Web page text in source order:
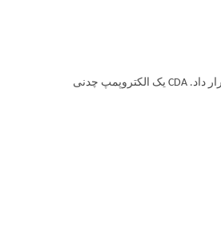
پمپ آب ابارا CDA، با پروانه برنجی نیز موجود است. می توان آن را در ماشین آلات پیچیده برای مصارف صنعتی قرار داد. CDA یک الکتروپمپ چدنی